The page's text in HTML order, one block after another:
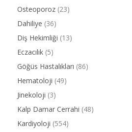
Osteoporoz (23)
Dahiliye (36)
Diş Hekimliği (13)
Eczacılık (5)
Göğüs Hastalıkları (86)
Hematoloji (49)
Jinekoloji (3)
Kalp Damar Cerrahi (48)
Kardiyoloji (554)